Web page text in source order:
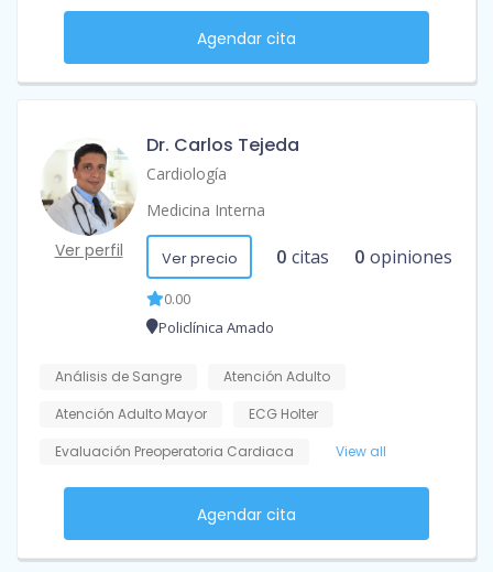
Agendar cita
Ver perfil
Dr. Carlos Tejeda
Cardiología
Medicina Interna
Ver precio 0 citas 0 opiniones
0.00
Policlínica Amado
Análisis de Sangre
Atención Adulto
Atención Adulto Mayor
ECG Holter
Evaluación Preoperatoria Cardiaca
View all
Agendar cita